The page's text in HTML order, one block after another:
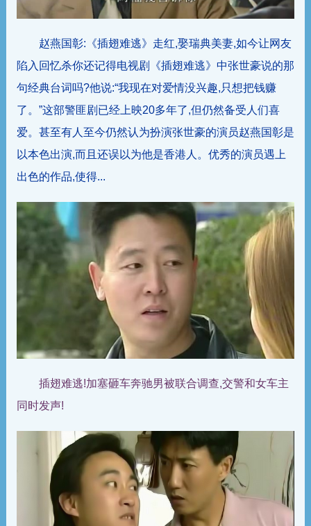
赵燕国彰:《插翅难逃》走红,娶瑞典美妻,如今让网友
陷入回忆杀你还记得电视剧《插翅难逃》中张世豪说的那
句经典台词吗?他说:“我现在对爱情没兴趣,只想把钱赚
了。”这部警匪剧已经上映20多年了,但仍然备受人们喜
爱。甚至有人至今仍然认为扮演张世豪的演员赵燕国彰是
以本色出演,而且还误以为他是香港人。优秀的演员遇上
出色的作品,使得...
插翅难逃!加塞砸车奔驰男被联合调查,交警和女车主
同时发声!